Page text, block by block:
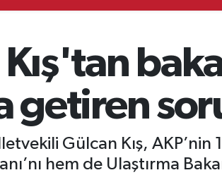
getiren
Gülcan Kış,
hem de Ulaştırma